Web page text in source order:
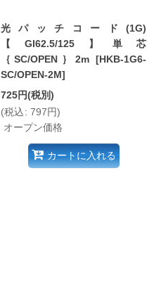
光パッチコード(1G)
【GI62.5/125】単芯
｛SC/OPEN｝2m [HKB-1G6-
SC/OPEN-2M]
725円(税別)
(税込: 797円)
オープン価格
カートに入れる